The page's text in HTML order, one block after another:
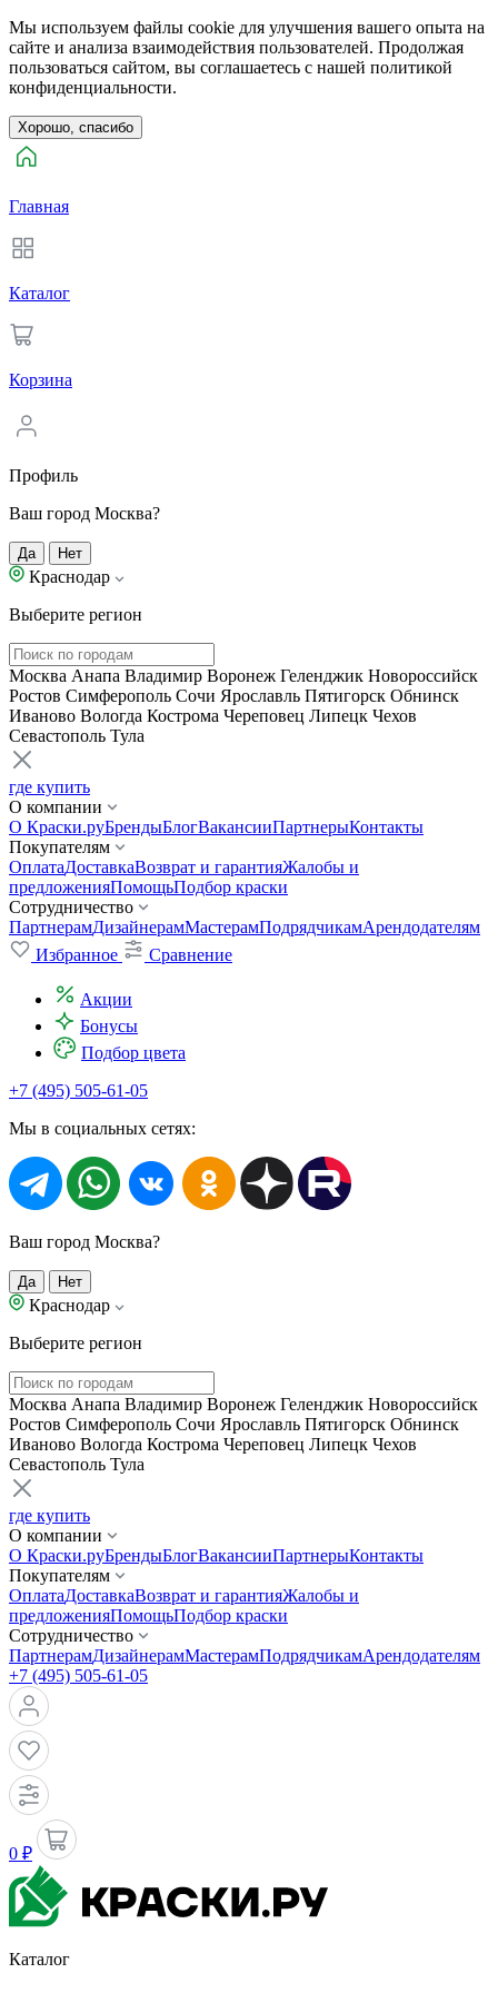
Мы используем файлы cookie для улучшения вашего опыта на
сайте и анализа взаимодействия пользователей. Продолжая
пользоваться сайтом, вы соглашаетесь с нашей политикой
конфиденциальности.
Хорошо, спасибо
Главная
Каталог
Корзина
Профиль
Ваш город Москва?
Да Нет
Краснодар
Выберите регион
Москва Анапа Владимир Воронеж Геленджик Новороссийск
Ростов Симферополь Сочи Ярославль Пятигорск Обнинск
Иваново Вологда Кострома Череповец Липецк Чехов
Севастополь Тула
где купить
О компании
О Краски.руБрендыБлогВакансииПартнерыКонтакты
Покупателям
ОплатаДоставкаВозврат и гарантияЖалобы и
предложенияПомощьПодбор краски
Сотрудничество
ПартнерамДизайнерамМастерамПодрядчикамАрендодателям
Избранное
Сравнение
Акции
Бонусы
Подбор цвета
+7 (495) 505-61-05
Мы в социальных сетях:
Ваш город Москва?
Да Нет
Краснодар
Выберите регион
Москва Анапа Владимир Воронеж Геленджик Новороссийск
Ростов Симферополь Сочи Ярославль Пятигорск Обнинск
Иваново Вологда Кострома Череповец Липецк Чехов
Севастополь Тула
где купить
О компании
О Краски.руБрендыБлогВакансииПартнерыКонтакты
Покупателям
ОплатаДоставкаВозврат и гарантияЖалобы и
предложенияПомощьПодбор краски
Сотрудничество
ПартнерамДизайнерамМастерамПодрядчикамАрендодателям
+7 (495) 505-61-05
0 ₽
Каталог